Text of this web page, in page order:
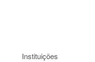
Instituições